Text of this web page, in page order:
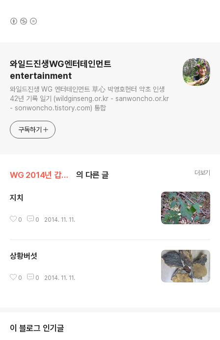
와일드진생WG엔터테인먼트
entertainment
와일드진생 WG 엔터테인먼트 草心 박영호헌터 약초 인생
42년 기록 일기 (wildginseng.or.kr - sanwoncho.or.kr
- sonwoncho.tistory.com) 통합
구독하기
WG 2014년 갑오년 기록 의 다른 글 더보기
지치
0 0 2014. 11. 11.
상황버섯
0 0 2014. 11. 11.
이 블로그 인기글